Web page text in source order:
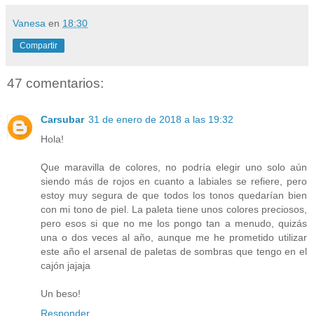
Vanesa en 18:30
Compartir
47 comentarios:
Carsubar 31 de enero de 2018 a las 19:32
Hola!
Que maravilla de colores, no podría elegir uno solo aún
siendo más de rojos en cuanto a labiales se refiere, pero
estoy muy segura de que todos los tonos quedarían bien
con mi tono de piel. La paleta tiene unos colores preciosos,
pero esos si que no me los pongo tan a menudo, quizás
una o dos veces al año, aunque me he prometido utilizar
este año el arsenal de paletas de sombras que tengo en el
cajón jajaja
Un beso!
Responder